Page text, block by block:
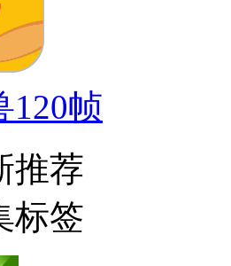
120帧
推荐
标签